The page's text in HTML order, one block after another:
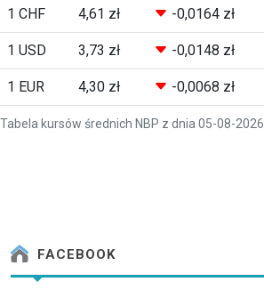
Tabela kursów średnich NBP z dnia 05-08-2026
1 CHF 4,61 zł -0,0164 zł
1 USD 3,73 zł -0,0148 zł
1 EUR 4,30 zł -0,0068 zł
FACEBOOK